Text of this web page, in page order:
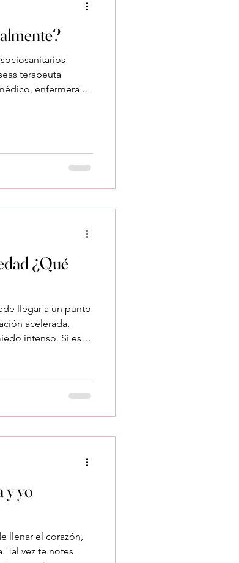
terapeuta
enfermera u
cansado,
¿Qué
llegar a un punto
acelerada,
intenso. Si esto
puedes actuar en
para prevenirlos.
y yo
Tal vez te notes